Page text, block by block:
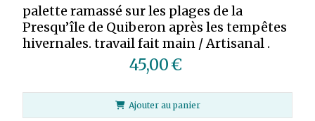
palette ramassé sur les plages de la
Presqu’île de Quiberon après les tempêtes
hivernales. travail fait main / Artisanal .
45,00€
Ajouter au panier